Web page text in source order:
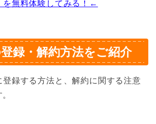
無料体験してみる！←
登録・解約方法をご紹介
録する方法と、解約に関する注意